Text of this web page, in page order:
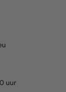
uur